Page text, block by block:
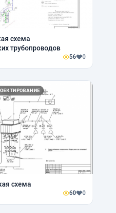
схема
трубопроводов
56 0
схема
60 0